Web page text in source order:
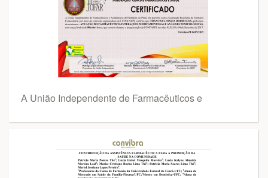
A União Independente de Farmacêuticos e